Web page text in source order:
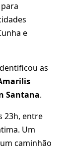
e
as
Santana.
23h, entre
Um
caminhão